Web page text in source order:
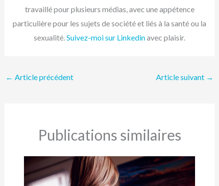
travaillé pour plusieurs médias, avec une appétence
particulière pour les sujets de société et liés à la santé ou la
sexualité. Suivez-moi sur Linkedinavec plaisir.
← Article précédent Article suivant →
Publications similaires